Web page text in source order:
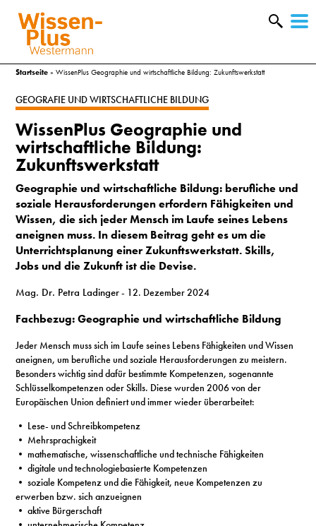
Startseite »WissenPlus Geographie und wirtschaftliche Bildung: Zukunftswerkstatt
GEOGRAFIE UND WIRTSCHAFTLICHE BILDUNG
WissenPlus Geographie und
wirtschaftliche Bildung:
Zukunftswerkstatt
Geographie und wirtschaftliche Bildung: berufliche und
soziale Herausforderungen erfordern Fähigkeiten und
Wissen, die sich jeder Mensch im Laufe seines Lebens
aneignen muss. In diesem Beitrag geht es um die
Unterrichtsplanung einer Zukunftswerkstatt. Skills,
Jobs und die Zukunft ist die Devise.
Mag. Dr. Petra Ladinger- 12. Dezember 2024
Fachbezug: Geographie und wirtschaftliche Bildung
Jeder Mensch muss sich im Laufe seines Lebens Fähigkeiten und Wissen
aneignen, um berufliche und soziale Herausforderungen zu meistern.
Besonders wichtig sind dafür bestimmte Kompetenzen, sogenannte
Schlüsselkompetenzen oder Skills. Diese wurden 2006 von der
Europäischen Union definiert und immer wieder überarbeitet:
• Lese- und Schreibkompetenz
• Mehrsprachigkeit
• mathematische, wissenschaftliche und technische Fähigkeiten
• digitale und technologiebasierte Kompetenzen
• soziale Kompetenz und die Fähigkeit, neue Kompetenzen zu
erwerben bzw. sich anzueignen
• aktive Bürgerschaft